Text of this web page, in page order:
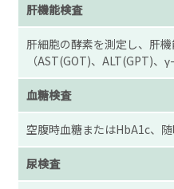
肝機能検査
肝細胞の酵素を測定し、肝
（AST(GOT)、ALT(GPT)、γ-
血糖検査
空腹時血糖またはHbA1c、
尿検査